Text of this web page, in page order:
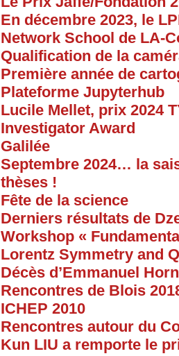
En décembre 2023, le
Network School de LA-
Qualification de la
Première année de
Plateforme Jupyterhub
Lucile Mellet, prix 2024
Investigator Award
Galilée
Septembre 2024… la
thèses !
Fête de la science
Derniers résultats de
Workshop «
Lorentz Symmetry and
Décès d’Emmanuel
Rencontres de Blois
ICHEP 2010
Rencontres autour du
Kun LIU a remporte le